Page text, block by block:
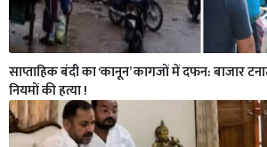
साप्ताहिक बंदी का ‘कानून’ कागजों में दफन: बाजार
नियमों की हत्या !